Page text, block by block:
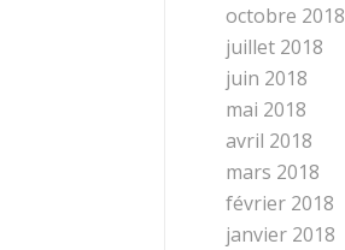
octobre 2018
juillet 2018
juin 2018
mai 2018
avril 2018
mars 2018
février 2018
janvier 2018